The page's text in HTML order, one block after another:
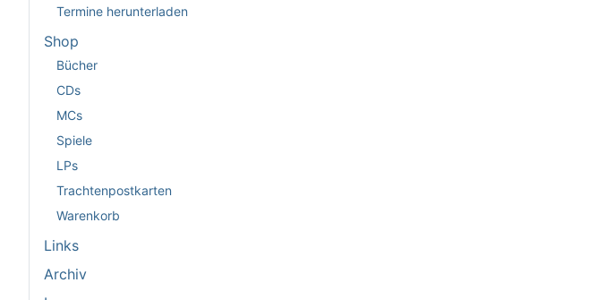
Termine herunterladen
Shop
Bücher
CDs
MCs
Spiele
LPs
Trachtenpostkarten
Warenkorb
Links
Archiv